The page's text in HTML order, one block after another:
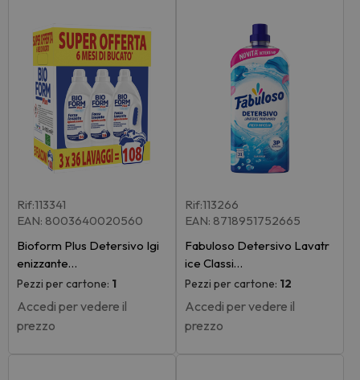
Rif:113341
EAN: 8003640020560
Bioform Plus Detersivo Igi
enizzante…
Pezzi per cartone: 1
Accedi per vedere il
prezzo
Rif:113266
EAN: 8718951752665
Fabuloso Detersivo Lavatr
ice Classi…
Pezzi per cartone: 12
Accedi per vedere il
prezzo